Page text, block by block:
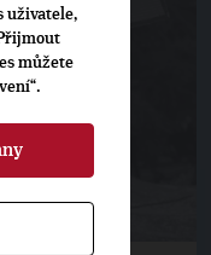
uživatele,
můžete